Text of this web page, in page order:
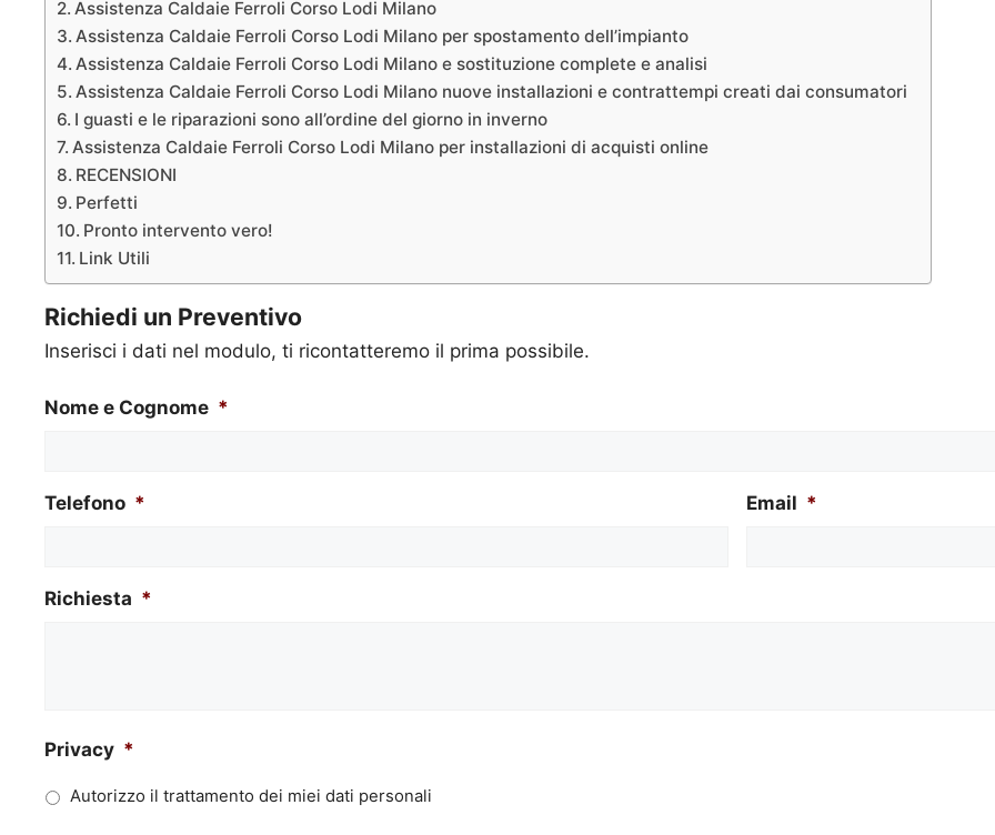
Assistenza Caldaie Ferroli Corso Lodi Milano
Assistenza Caldaie Ferroli Corso Lodi Milano per spostamento dell’impianto
Assistenza Caldaie Ferroli Corso Lodi Milano e sostituzione complete e analisi
Assistenza Caldaie Ferroli Corso Lodi Milano nuove installazioni e contrattempi creati dai consumatori
I guasti e le riparazioni sono all’ordine del giorno in inverno
Assistenza Caldaie Ferroli Corso Lodi Milano per installazioni di acquisti online
RECENSIONI
Perfetti
Pronto intervento vero!
Link Utili
Richiedi un Preventivo
Inserisci i dati nel modulo, ti ricontatteremo il prima possibile.
Nome e Cognome *
Telefono * Email *
Richiesta *
Privacy *
Autorizzo il trattamento dei miei dati personali